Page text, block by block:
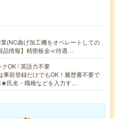
(NC曲げ加工機をオペレートしての
品情報】精密板金≪待遇…
OK / 英語力不要
前登録だけでもOK！履歴書不要で
★氏名・職種などを入力す…